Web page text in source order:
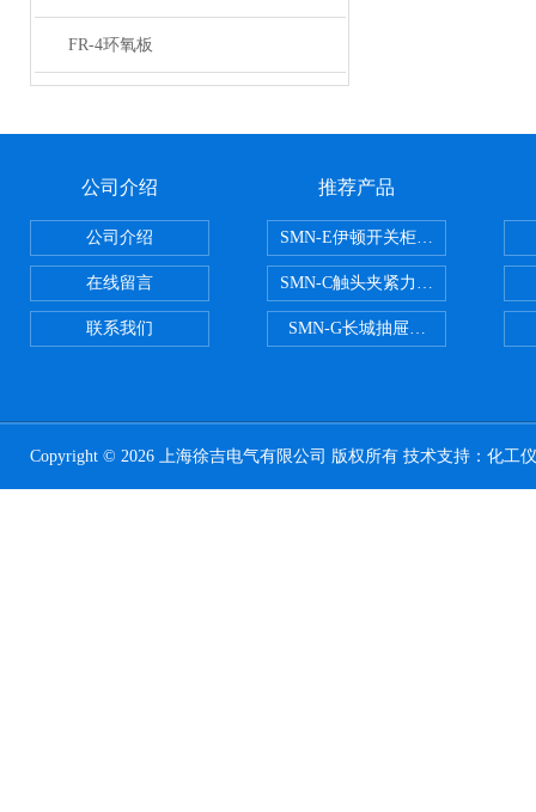
FR-4环氧板
公司介绍
公司介绍
在线留言
联系我们
推荐产品
SMN-E伊顿开关柜触头夹紧力检
SMN-C触头夹紧力检测仪
SMN-G长城抽屉开关柜触头夹紧
Copyright © 2026 上海徐吉电气有限公司 版权所有 技术支持： 化工